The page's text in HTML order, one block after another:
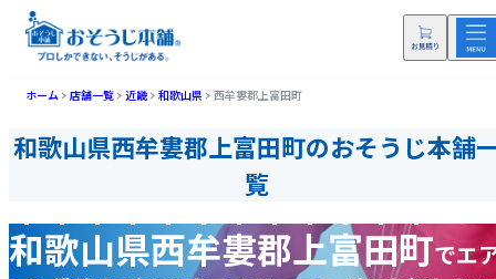
ホーム 店舗一覧 近畿 和歌山県 西牟婁郡上富田町
和歌山県西牟婁郡上富田町のおそうじ本舗
覧
和歌山県西牟婁郡上富田町でエ